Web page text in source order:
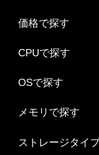
価格で探す
CPUで探す
OSで探す
メモリで探す
ストレージタイ